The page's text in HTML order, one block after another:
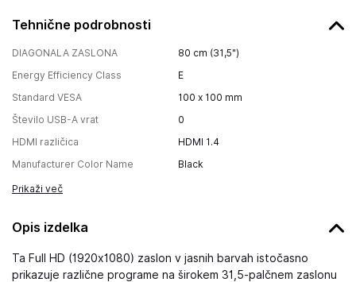
Tehnične podrobnosti
DIAGONALA ZASLONA
80 cm (31,5")
Energy Efficiency Class
E
Standard VESA
100 x 100 mm
Število USB-A vrat
0
HDMI različica
HDMI 1.4
Manufacturer Color Name
Black
Prikaži več
Opis izdelka
Ta Full HD (1920x1080) zaslon v jasnih barvah istočasno
prikazuje različne programe na širokem 31,5-palčnem zaslonu